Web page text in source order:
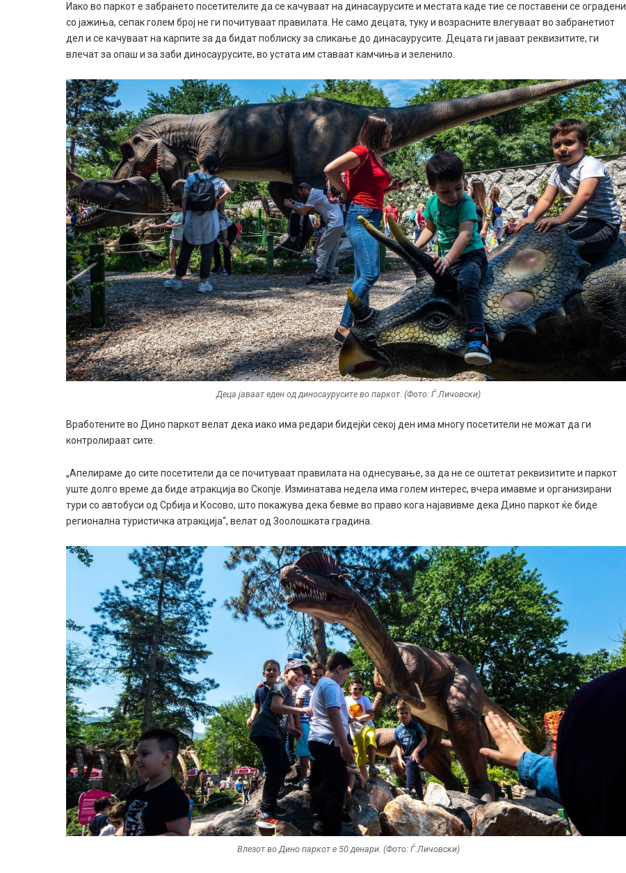
Иако во паркот е забрането посетителите да се качуваат на динасаурусите и местата каде тие се поставени се оградени
со јажиња, сепак голем број не ги почитуваат правилата. Не само децата, туку и возрасните влегуваат во забранетиот
дел и се качуваат на карпите за да бидат поблиску за сликање до динасаурусите. Децата ги јаваат реквизитите, ги
влечат за опаш и за заби диносаурусите, во устата им ставаат камчиња и зеленило.
Деца јаваат еден од диносаурусите во паркот. (Фото: Ѓ.Личовски)
Вработените во Дино паркот велат дека иако има редари бидејќи секој ден има многу посетители не можат да ги
контролираат сите.
„Апелираме до сите посетители да се почитуваат правилата на однесување, за да не се оштетат реквизитите и паркот
уште долго време да биде атракција во Скопје. Изминатава недела има голем интерес, вчера имавме и организирани
тури со автобуси од Србија и Косово, што покажува дека бевме во право кога најавивме дека Дино паркот ќе биде
регионална туристичка атракција“, велат од Зоолошката градина.
Влезот во Дино паркот е 50 денари. (Фото: Ѓ.Личовски)